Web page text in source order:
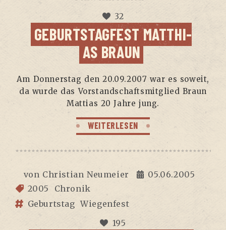
32
GEBURTS­TAG­FEST MAT­THI­
AS BRAUN
Am Don­ners­tag den 20.09.2007 war es soweit,
da wur­de das Vor­stand­schafts­mit­glied Braun
Mat­ti­as 20 Jah­re jung.
WEITERLESEN
von Christian Neumeier
05.06.2005
2005
Chronik
Geburtstag Wiegenfest
195